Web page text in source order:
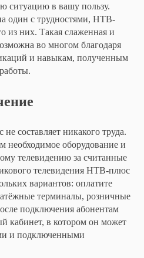
ситуацию в вашу пользу.
один с трудностями, НТВ-
из них. Такая слаженная и
во многом благодаря
и навыкам, полученным
составляет никакого труда.
необходимое оборудование и
телевидению за считанные
телевидения НТВ-плюс
вариантов: оплатите
терминалы, розничные
подключения абонентам
кабинет, в котором он может
и подключенными